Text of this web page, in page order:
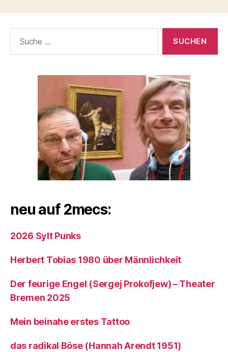
nach:
neu auf 2mecs:
2026 Sylt Punks
Herbert Tobias 1980 über Männlichkeit
Der feurige Engel (Sergej Prokofjew) – Theater
Bremen 2025
Mein beinahe erstes Tattoo
das radikal Böse (Hannah Arendt 1951)